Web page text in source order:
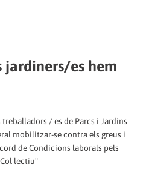
jardiners/es hem
/ es de Parcs i Jardins
mobilitzar-se contra els greus i
de Condicions laborals pels
lectiu"